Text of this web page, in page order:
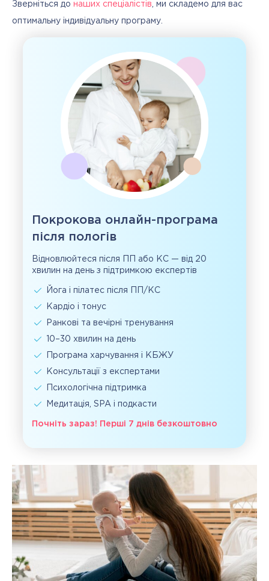
Зверніться до наших спеціалістів , ми складемо для вас
оптимальну індивідуальну програму.
Покрокова онлайн-програма
після пологів
Відновлюйтеся після ПП або КС — від 20
хвилин на день з підтримкою експертів
Йога і пілатес після ПП/КС
Кардіо і тонус
Ранкові та вечірні тренування
10–30 хвилин на день
Програма харчування і КБЖУ
Консультації з експертами
Психологічна підтримка
Медитація, SPA і подкасти
Почніть зараз! Перші 7 днів безкоштовно